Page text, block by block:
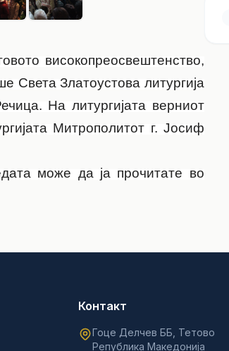
високопреосвештенство,
Света Златоустова литургија
На литургијата верниот
Митрополитот г. Јосиф
може да ја прочитате во
Контакт
Гоце Делчев ББ, Тетово
Република Македонија